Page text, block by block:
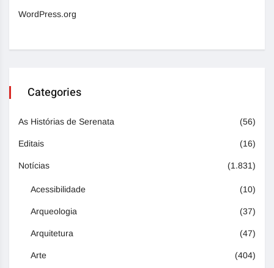
WordPress.org
Categories
As Histórias de Serenata (56)
Editais (16)
Notícias (1.831)
Acessibilidade (10)
Arqueologia (37)
Arquitetura (47)
Arte (404)